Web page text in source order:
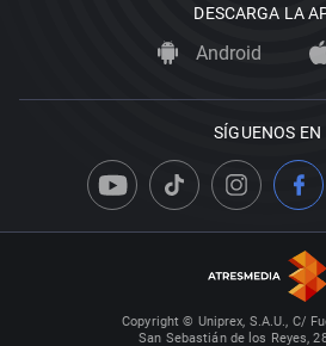
DESCARGA LA
Android
SÍGUENOS EN
Copyright © Uniprex, S.A.U., C/
San Sebastián de los Reyes,